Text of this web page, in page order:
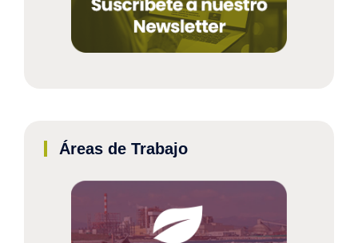
Áreas de Trabajo